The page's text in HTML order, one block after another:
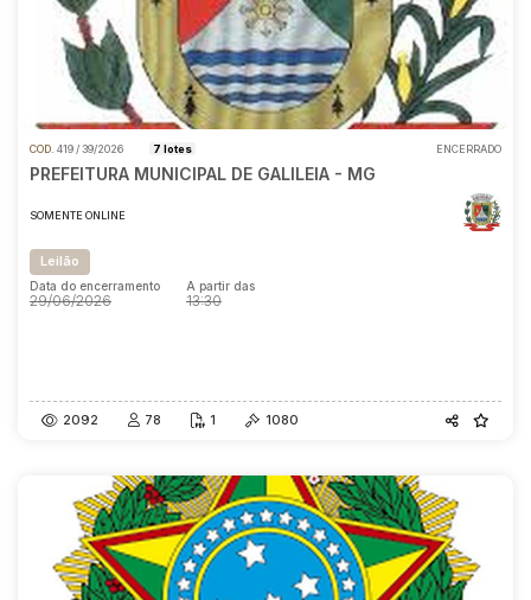
COD. 419 / 39/2026 7 lotes ENCERRADO
PREFEITURA MUNICIPAL DE GALILEIA - MG
SOMENTE ONLINE
Leilão
Data do encerramento
29/06/2026
A partir das
13:30
2092 78 1 1080